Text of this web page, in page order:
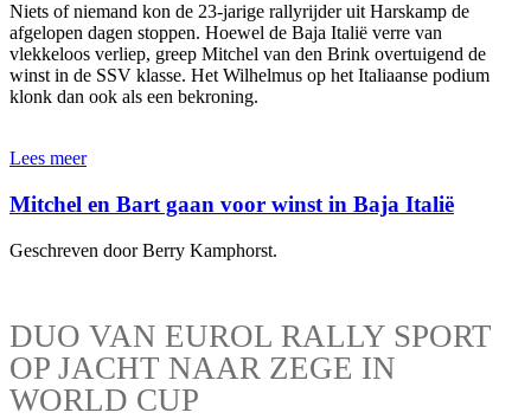
Niets of niemand kon de 23-jarige rallyrijder uit Harskamp de
afgelopen dagen stoppen. Hoewel de Baja Italië verre van
vlekkeloos verliep, greep Mitchel van den Brink overtuigend de
winst in de SSV klasse. Het Wilhelmus op het Italiaanse podium
klonk dan ook als een bekroning.
Lees meer
Mitchel en Bart gaan voor winst in Baja Italië
Geschreven door Berry Kamphorst.
DUO VAN EUROL RALLY SPORT
OP JACHT NAAR ZEGE IN
WORLD CUP